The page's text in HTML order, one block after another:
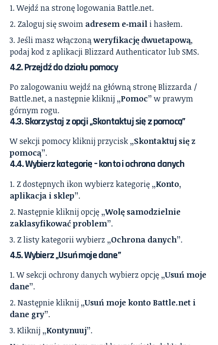
Wejdź na stronę logowania Battle.net.
Zaloguj się swoim adresem e‑mail i hasłem.
Jeśli masz włączonąweryfikację dwuetapową,
podaj kod z aplikacji Blizzard Authenticator lub SMS.
4.2. Przejdź do działu pomocy
Po zalogowaniu wejdź na główną stronę Blizzarda /
Battle.net, a następnie kliknij „Pomoc” w prawym
górnym rogu.
4.3. Skorzystaj z opcji „Skontaktuj się z pomocą”
W sekcji pomocy kliknij przycisk „Skontaktuj się z
pomocą”.
4.4. Wybierz kategorię – konto i ochrona danych
Z dostępnych ikon wybierz kategorię „Konto,
aplikacja i sklep”.
Następnie kliknij opcję „Wolę samodzielnie
zaklasyfikować problem”.
Z listy kategorii wybierz „Ochrona danych”.
4.5. Wybierz „Usuń moje dane”
W sekcji ochrony danych wybierz opcję „Usuń moje
dane”.
Następnie kliknij „Usuń moje konto Battle.net i
dane gry”.
Kliknij „Kontynuuj”.